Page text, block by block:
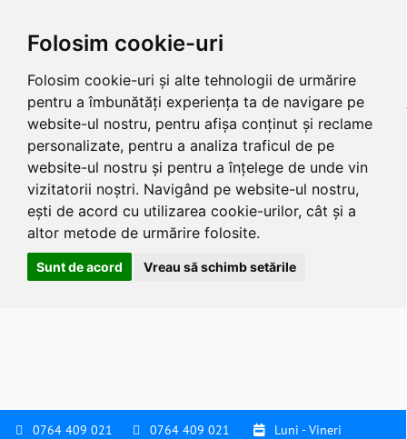
Folosim cookie-uri
Folosim cookie-uri și alte tehnologii de urmărire
pentru a îmbunătăți experiența ta de navigare pe
website-ul nostru, pentru afișa conținut și reclame
personalizate, pentru a analiza traficul de pe
website-ul nostru și pentru a înțelege de unde vin
vizitatorii noștri. Navigând pe website-ul nostru,
ești de acord cu utilizarea cookie-urilor, cât și a
altor metode de urmărire folosite.
Sunt de acord Vreau să schimb setările
0764 409 021 0764 409 021
Luni - Vineri